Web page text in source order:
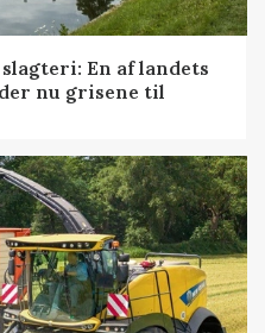
En af landets
nu grisene til